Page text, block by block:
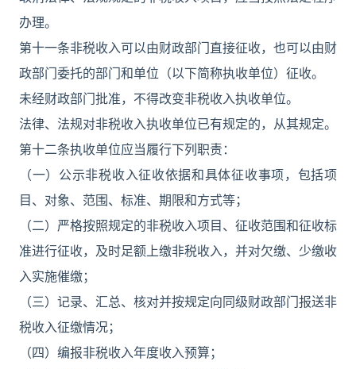
办理。
第十一条非税收入可以由财政部门直接征收，也可以由财
政部门委托的部门和单位（以下简称执收单位）征收。
未经财政部门批准，不得改变非税收入执收单位。
法律、法规对非税收入执收单位已有规定的，从其规定。
第十二条执收单位应当履行下列职责：
（一）公示非税收入征收依据和具体征收事项，包括项
目、对象、范围、标准、期限和方式等；
（二）严格按照规定的非税收入项目、征收范围和征收标
准进行征收，及时足额上缴非税收入，并对欠缴、少缴收
入实施催缴；
（三）记录、汇总、核对并按规定向同级财政部门报送非
税收入征缴情况；
（四）编报非税收入年度收入预算；